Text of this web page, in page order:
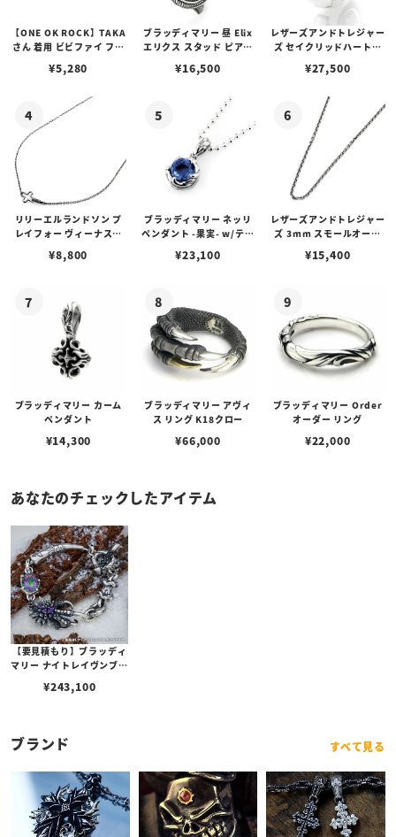
【ONE OK ROCK】TAKA
さん 着用 ビビファイ フー
¥5,280
ブラッディマリー 昼 Elix
エリクス スタッド ピアス
¥16,500
レザーズアンドトレジャー
ズ セイクリッドハートピ
¥27,500
リリーエルランドソン プ
レイフォー ヴィーナスチ
¥8,800
ブラッディマリー ネッリ
ペンダント -果実- w/ティ
¥23,100
レザーズアンドトレジャー
ズ 3mm スモールオーバ
ブスタークラスプ＆LTロ
¥15,400
ブラッディマリー カーム
ペンダント
¥14,300
ブラッディマリー アヴィ
ス リング K18クロー
¥66,000
ブラッディマリー Order
オーダー リング
¥22,000
あなたのチェックしたアイテム
【要見積もり】ブラッディ
マリー ナイトレイヴンブレ
m） w/ミスティックトパ
¥243,100
ブランド すべて見る